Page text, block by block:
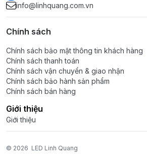
info@linhquang.com.vn
Chính sách
Chính sách bảo mật thông tin khách hàng
Chính sách thanh toán
Chính sách vận chuyển & giao nhận
Chính sách bảo hành sản phẩm
Chính sách bán hàng
Giới thiệu
Giới thiệu
© 2026 LED Linh Quang